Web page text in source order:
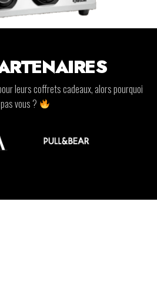
leurs coffrets cadeaux, alors pourquoi
pas vous ?